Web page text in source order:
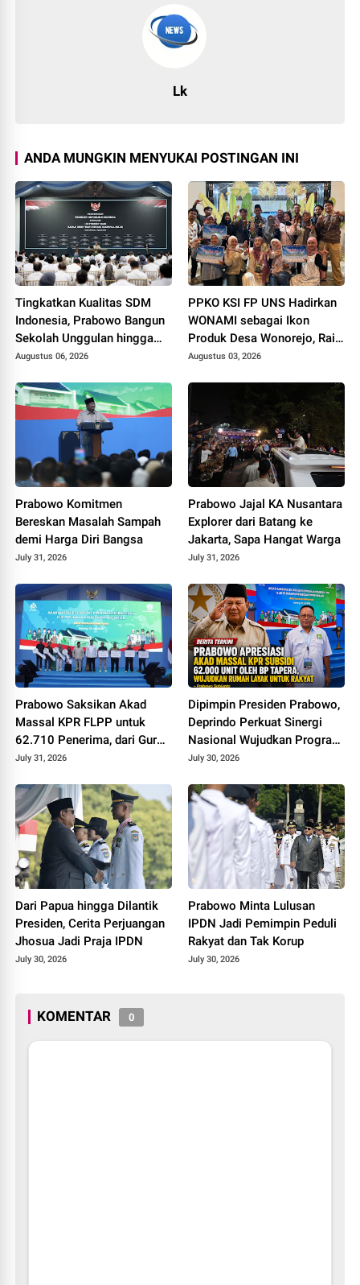
Lk
ANDA MUNGKIN MENYUKAI POSTINGAN INI
Tingkatkan Kualitas SDM
Indonesia, Prabowo Bangun
Sekolah Unggulan hingga
Undang Universitas Terbaik
Augustus 06, 2026
PPKO KSI FP UNS Hadirkan
WONAMI sebagai Ikon
Produk Desa Wonorejo, Raih
Tiga Penghargaan di
2026
Augustus 03, 2026
Prabowo Komitmen
Bereskan Masalah Sampah
demi Harga Diri Bangsa
July 31, 2026
Prabowo Jajal KA Nusantara
Explorer dari Batang ke
Jakarta, Sapa Hangat Warga
July 31, 2026
Prabowo Saksikan Akad
Massal KPR FLPP untuk
62.710 Penerima, dari Guru
SD hingga Pengemudi Ojol
July 31, 2026
Dipimpin Presiden Prabowo,
Deprindo Perkuat Sinergi
Nasional Wujudkan Program
3 Juta Rumah
July 30, 2026
Dari Papua hingga Dilantik
Presiden, Cerita Perjuangan
Jhosua Jadi Praja IPDN
July 30, 2026
Prabowo Minta Lulusan
IPDN Jadi Pemimpin Peduli
Rakyat dan Tak Korup
July 30, 2026
KOMENTAR 0